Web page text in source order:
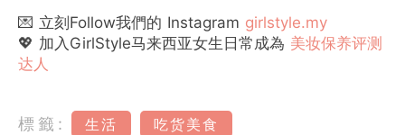
💌 立刻Follow我們的 Instagram girlstyle.my
💖 加入GirlStyle马来西亚女生日常成為 美妆保养评测
达人
標籤: 生活
吃货美食